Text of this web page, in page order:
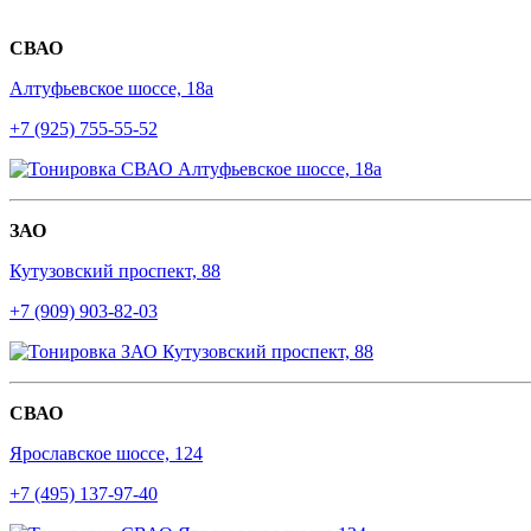
СВАО
Алтуфьевское шоссе, 18а
+7 (925) 755-55-52
ЗАО
Кутузовский проспект, 88
+7 (909) 903-82-03
СВАО
Ярославское шоссе, 124
+7 (495) 137-97-40